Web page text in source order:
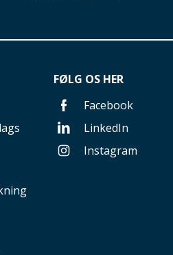
FØLG OS HER
Facebook
LinkedIn
Instagram